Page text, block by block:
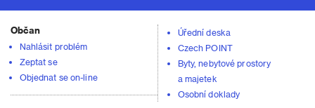
Občan
Nahlásit problém
Zeptat se
Objednat se on-line
Úřední deska
Czech POINT
Byty, nebytové prostory
a majetek
Osobní doklady